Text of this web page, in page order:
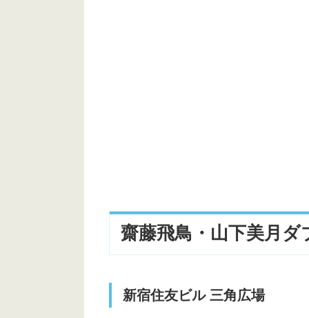
齋藤飛鳥・山下美月ダ
新宿住友ビル 三角広場